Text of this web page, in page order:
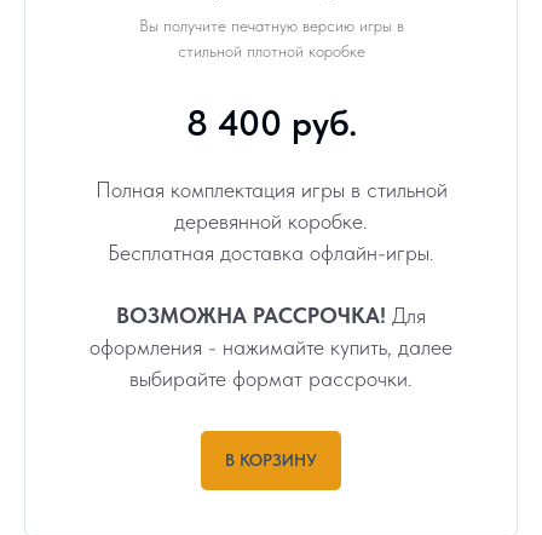
Вы получите печатную версию игры в
стильной плотной коробке
8 400 руб.
Полная комплектация игры в стильной
деревянной коробке.
Бесплатная доставка офлайн-игры.
ВОЗМОЖНА РАССРОЧКА! Для
оформления - нажимайте купить, далее
выбирайте формат рассрочки.
В КОРЗИНУ